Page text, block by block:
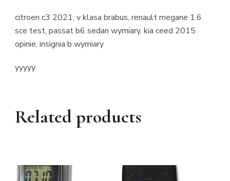
citroen c3 2021, v klasa brabus, renault megane 1.6
sce test, passat b6 sedan wymiary, kia ceed 2015
opinie, insignia b wymiary
yyyyy
Related products